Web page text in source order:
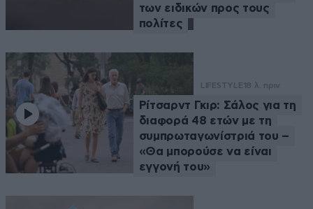
των ειδικών προς τους
πολίτες
LIFESTYLE 18 λ. πριν
Ρίτσαρντ Γκιρ: Σάλος για τη
διαφορά 48 ετών με τη
συμπρωταγωνίστριά του –
«Θα μπορούσε να είναι
εγγονή του»